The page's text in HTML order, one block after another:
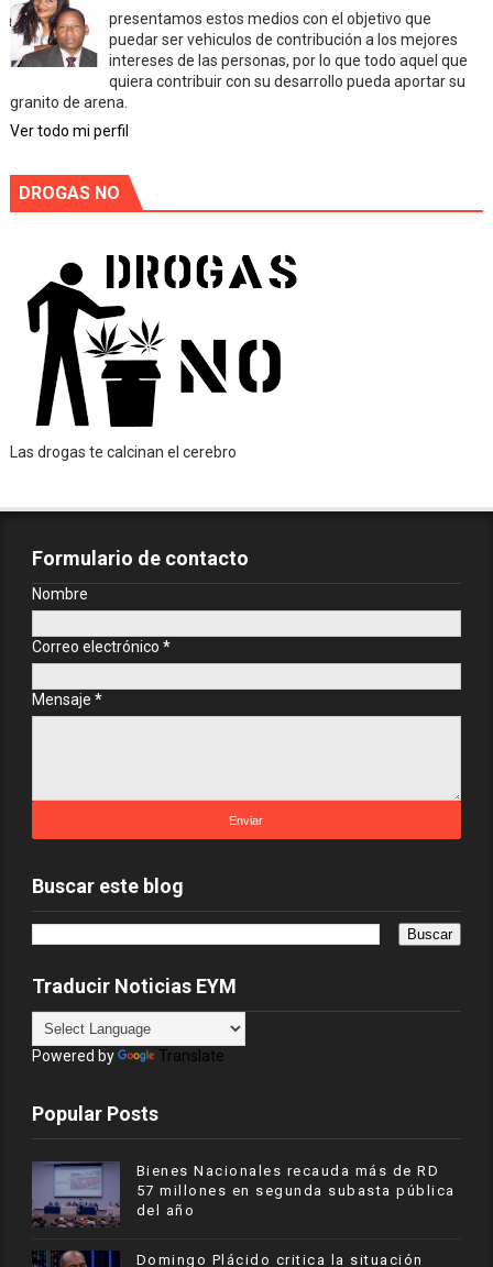
presentamos estos medios con el objetivo que
puedar ser vehiculos de contribución a los mejores
intereses de las personas, por lo que todo aquel que
quiera contribuir con su desarrollo pueda aportar su
granito de arena.
Ver todo mi perfil
DROGAS NO
Las drogas te calcinan el cerebro
Formulario de contacto
Nombre
Correo electrónico *
Mensaje *
Buscar este blog
Traducir Noticias EYM
Powered by Translate
Popular Posts
Bienes Nacionales recauda más de RD
57 millones en segunda subasta pública
del año
​Domingo Plácido critica la situación